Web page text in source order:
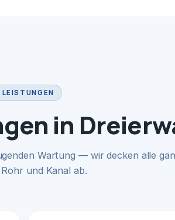
LEISTUNGEN
in
Wartung — wir decken alle
und Kanal ab.